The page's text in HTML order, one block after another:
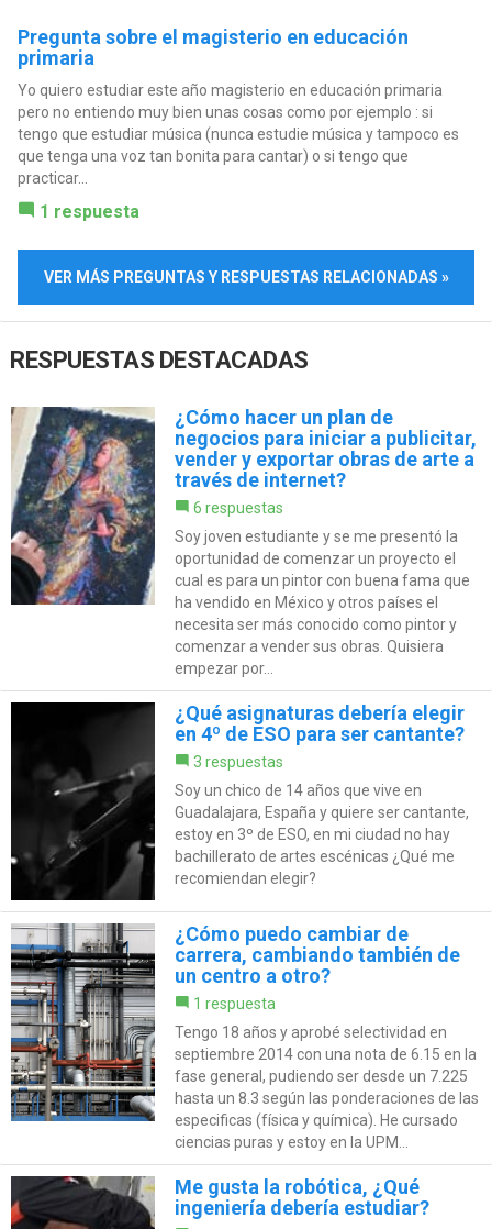
Pregunta sobre el magisterio en educación
primaria
Yo quiero estudiar este año magisterio en educación primaria
pero no entiendo muy bien unas cosas como por ejemplo : si
tengo que estudiar música (nunca estudie música y tampoco es
que tenga una voz tan bonita para cantar) o si tengo que
practicar...
1 respuesta
VER MÁS PREGUNTAS Y RESPUESTAS RELACIONADAS »
RESPUESTAS DESTACADAS
¿Cómo hacer un plan de
negocios para iniciar a publicitar,
vender y exportar obras de arte a
través de internet?
6 respuestas
Soy joven estudiante y se me presentó la
oportunidad de comenzar un proyecto el
cual es para un pintor con buena fama que
ha vendido en México y otros países el
necesita ser más conocido como pintor y
comenzar a vender sus obras. Quisiera
empezar por...
¿Qué asignaturas debería elegir
en 4º de ESO para ser cantante?
3 respuestas
Soy un chico de 14 años que vive en
Guadalajara, España y quiere ser cantante,
estoy en 3º de ESO, en mi ciudad no hay
bachillerato de artes escénicas ¿Qué me
recomiendan elegir?
¿Cómo puedo cambiar de
carrera, cambiando también de
un centro a otro?
1 respuesta
Tengo 18 años y aprobé selectividad en
septiembre 2014 con una nota de 6.15 en la
fase general, pudiendo ser desde un 7.225
hasta un 8.3 según las ponderaciones de las
especificas (física y química). He cursado
ciencias puras y estoy en la UPM...
Me gusta la robótica, ¿Qué
ingeniería debería estudiar?